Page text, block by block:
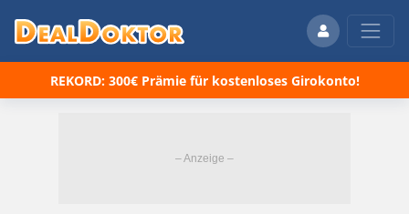
REKORD: 300€ Prämie für kostenloses Girokonto!